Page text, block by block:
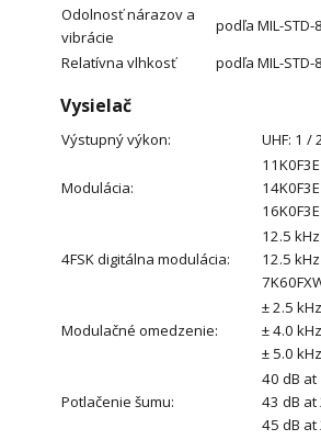
Odolnosť nárazov a
vibrácie
podľa MIL-STD-
Relatívna vlhkosť
podľa MIL-STD-
Vysielač
Výstupný výkon: UHF: 1 /
Modulácia:
4FSK digitálna modulácia:
12.5
12.5
Modulačné omedzenie:
± 2.5
± 4.0
± 5.0
Potlačenie šumu:
40 dB at
43 dB at
45 dB at